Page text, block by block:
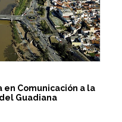
en Comunicación a la
Guadiana